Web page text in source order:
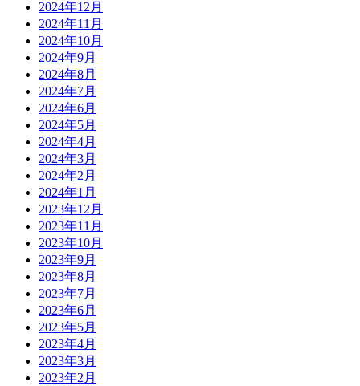
2024年12月
2024年11月
2024年10月
2024年9月
2024年8月
2024年7月
2024年6月
2024年5月
2024年4月
2024年3月
2024年2月
2024年1月
2023年12月
2023年11月
2023年10月
2023年9月
2023年8月
2023年7月
2023年6月
2023年5月
2023年4月
2023年3月
2023年2月